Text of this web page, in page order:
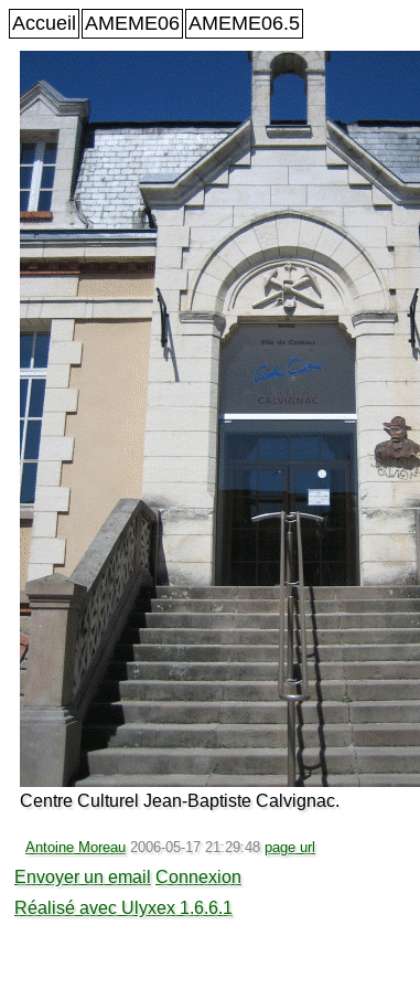
Accueil AMEME06 AMEME06.5
Centre Culturel Jean-Baptiste Calvignac.
Antoine Moreau 2006-05-17 21:29:48 page url
Envoyer un email Connexion
Réalisé avec Ulyxex 1.6.6.1